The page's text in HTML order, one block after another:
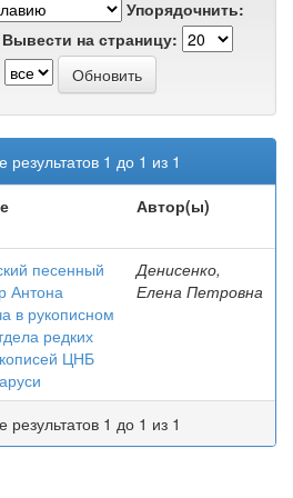
Упорядочнить:
Вывести на страницу:
1 до 1 из 1
Автор(ы)
песенный
Антона
в рукописном
редких
ЦНБ
Денисенко,
Елена Петровна
1 до 1 из 1